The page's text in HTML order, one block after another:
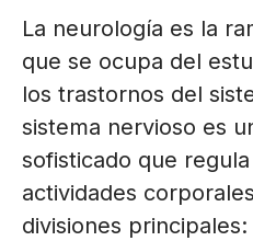
La neurología es la
que se ocupa del
los trastornos del
sistema nervioso es
sofisticado que
actividades
divisiones principales: